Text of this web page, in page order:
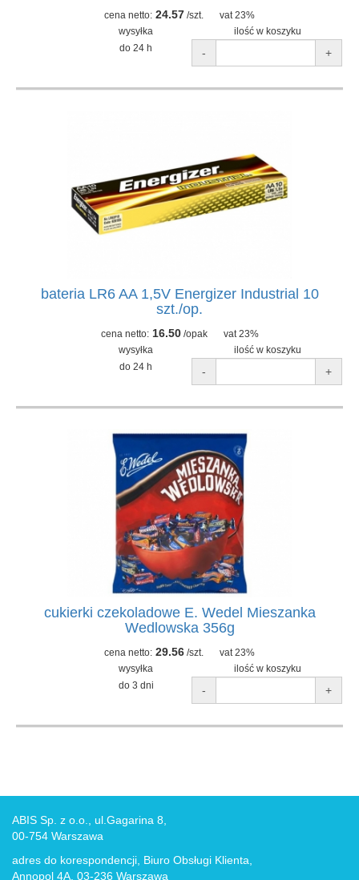
cena netto: 24.57 /szt.
vat 23%
wysyłka
ilość w koszyku
do 24 h
- +
bateria LR6 AA 1,5V Energizer Industrial 10
szt./op.
cena netto: 16.50/opak
vat 23%
wysyłka
ilość w koszyku
do 24 h
- +
cukierki czekoladowe E. Wedel Mieszanka
Wedlowska 356g
cena netto: 29.56 /szt.
vat 23%
wysyłka
ilość w koszyku
do 3 dni
- +
ABIS Sp. z o.o., ul.Gagarina 8,
00-754 Warszawa
adres do korespondencji, Biuro Obsługi Klienta,
Annopol 4A, 03-236 Warszawa